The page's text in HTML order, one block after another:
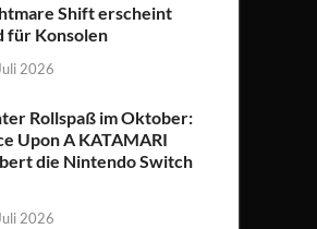
Shift erscheint
für Konsolen
2026
Rollspaß im Oktober:
Upon A KATAMARI
die Nintendo Switch
2026